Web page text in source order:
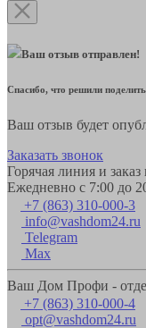
Ваш отзыв отправлен!
Спасибо, что решили
Ваш отзыв будет
Заказать звонок
Горячая линия и
Ежедневно с 7:00 до
+7 (863) 310-000-3
info@vashdom24.ru
Telegram
Max
Ваш Дом Профи -
+7 (863) 310-000-4
opt@vashdom24.ru